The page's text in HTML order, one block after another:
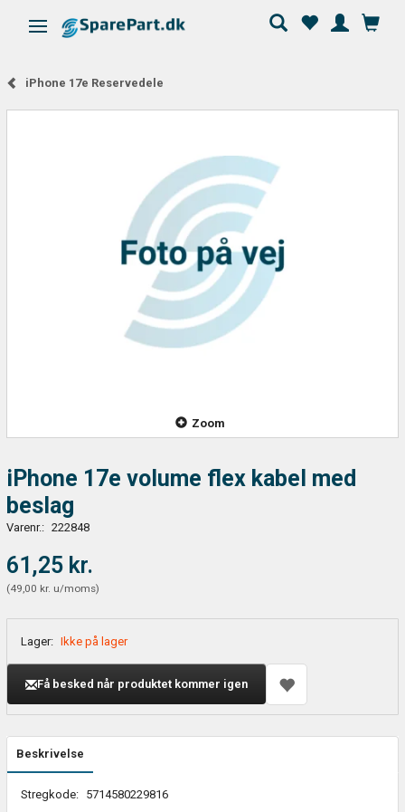
Skifte navigation
iPhone 17e Reservedele
Zoom
iPhone 17e volume flex kabel med
beslag
Varenr.: 222848
61,25 kr.
(49,00 kr. u/moms)
Lager: Ikke på lager
Få besked når produktet kommer igen
Beskrivelse
Stregkode: 5714580229816